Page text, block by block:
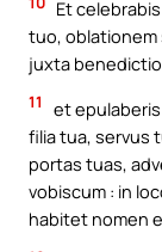
Et
tuo,
juxta
11
et
filia tua, servus
portas tuas,
vobiscum : in
habitet nomen